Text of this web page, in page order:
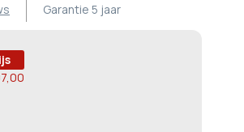
Garantie 5 jaar